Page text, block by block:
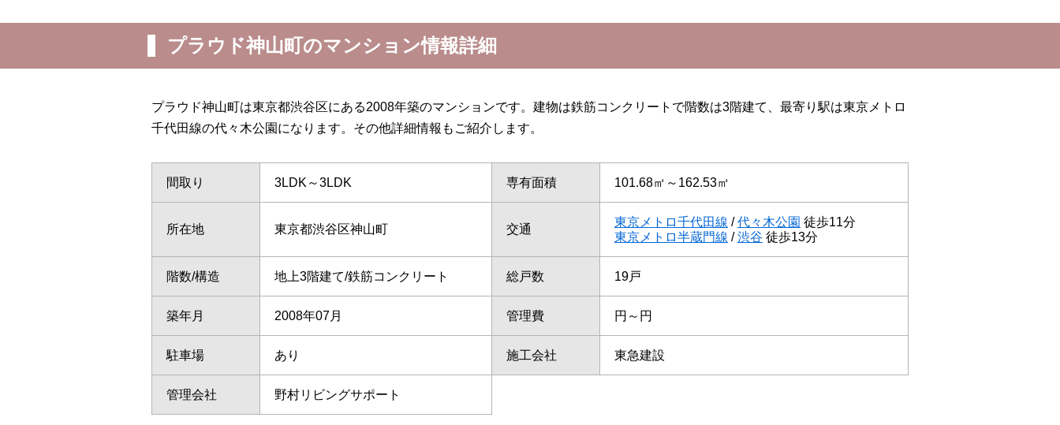
プラウド神山町のマンション情報詳細
プラウド神山町は東京都渋谷区にある2008年築のマンションです。建物は鉄筋コンクリートで階数は3階建て、最寄り駅は東京メトロ
千代田線の代々木公園になります。その他詳細情報もご紹介します。
間取り 3LDK～3LDK 専有面積 101.68㎡～162.53㎡
所在地 東京都渋谷区神山町 交通
東京メトロ千代田線 /代々木公園 徒歩11分
東京メトロ半蔵門線 /渋谷 徒歩13分
階数/構造 地上3階建て/鉄筋コンクリート 総戸数 19戸
築年月 2008年07月 管理費 円～円
駐車場 あり 施工会社 東急建設
管理会社 野村リビングサポート